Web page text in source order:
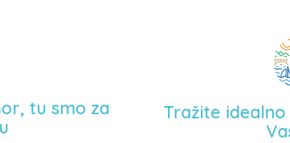
tu smo za
Tražite